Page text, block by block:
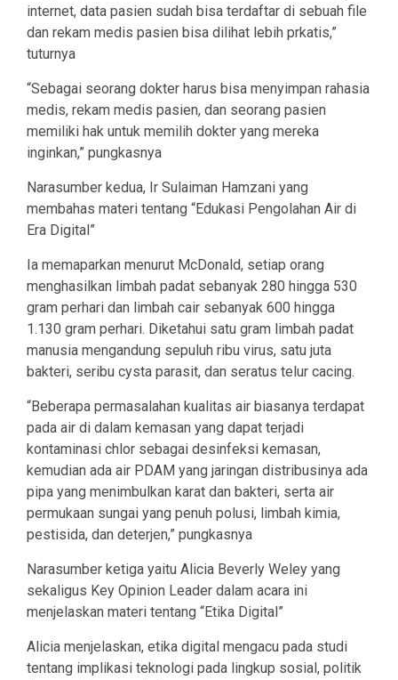
internet, data pasien sudah bisa terdaftar di sebuah file
dan rekam medis pasien bisa dilihat lebih prkatis,”
tuturnya
“Sebagai seorang dokter harus bisa menyimpan rahasia
medis, rekam medis pasien, dan seorang pasien
memiliki hak untuk memilih dokter yang mereka
inginkan,” pungkasnya
Narasumber kedua, Ir Sulaiman Hamzani yang
membahas materi tentang “Edukasi Pengolahan Air di
Era Digital”
Ia memaparkan menurut McDonald, setiap orang
menghasilkan limbah padat sebanyak 280 hingga 530
gram perhari dan limbah cair sebanyak 600 hingga
1.130 gram perhari. Diketahui satu gram limbah padat
manusia mengandung sepuluh ribu virus, satu juta
bakteri, seribu cysta parasit, dan seratus telur cacing.
“Beberapa permasalahan kualitas air biasanya terdapat
pada air di dalam kemasan yang dapat terjadi
kontaminasi chlor sebagai desinfeksi kemasan,
kemudian ada air PDAM yang jaringan distribusinya ada
pipa yang menimbulkan karat dan bakteri, serta air
permukaan sungai yang penuh polusi, limbah kimia,
pestisida, dan deterjen,” pungkasnya
Narasumber ketiga yaitu Alicia Beverly Weley yang
sekaligus Key Opinion Leader dalam acara ini
menjelaskan materi tentang “Etika Digital”
Alicia menjelaskan, etika digital mengacu pada studi
tentang implikasi teknologi pada lingkup sosial, politik